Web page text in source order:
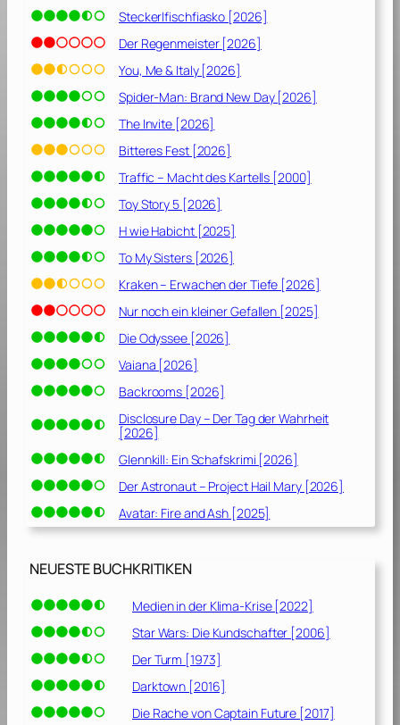
1
9
]
Steckerlfischfiasko [2026]
Der Regenmeister [2026]
You, Me & Italy [2026]
Spider-Man: Brand New Day [2026]
The Invite [2026]
Bitteres Fest [2026]
Traffic – Macht des Kartells [2000]
Toy Story 5 [2026]
H wie Habicht [2025]
To My Sisters [2026]
Kraken – Erwachen der Tiefe [2026]
Nur noch ein kleiner Gefallen [2025]
Die Odyssee [2026]
Vaiana [2026]
Backrooms [2026]
Disclosure Day – Der Tag der Wahrheit
[2026]
Glennkill: Ein Schafskrimi [2026]
Der Astronaut – Project Hail Mary [2026]
Avatar: Fire and Ash [2025]
NEUESTE BUCHKRITIKEN
Medien in der Klima-Krise [2022]
Star Wars: Die Kundschafter [2006]
Der Turm [1973]
Darktown [2016]
Die Rache von Captain Future [2017]